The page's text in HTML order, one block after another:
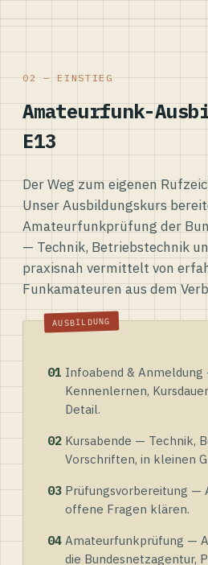
02 — EINSTIEG
Amateurfunk-
E13
Der Weg zum eigenen
Unser Ausbildungskurs
Amateurfunkprüfung der
— Technik, Betriebstechnik
praxisnah vermittelt von
Funkamateuren aus dem
01 Infoabend &
Kennenlernen,
Detail.
02 Kursabende — Technik,
Vorschriften, in kleinen
03 Prüfungsvorbereitung —
offene Fragen klären.
04 Amateurfunkprüfung —
die Bundesnetzagentur,